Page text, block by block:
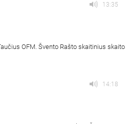
13:35
OFM. Švento Rašto skaitinius skaito
14:18